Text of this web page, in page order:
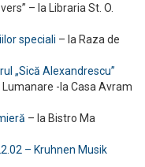
– la Libraria St. O.
speciali – la Raza de
„Sică Alexandrescu”
-la Casa Avram
– la Bistro Ma
– Kruhnen Musik